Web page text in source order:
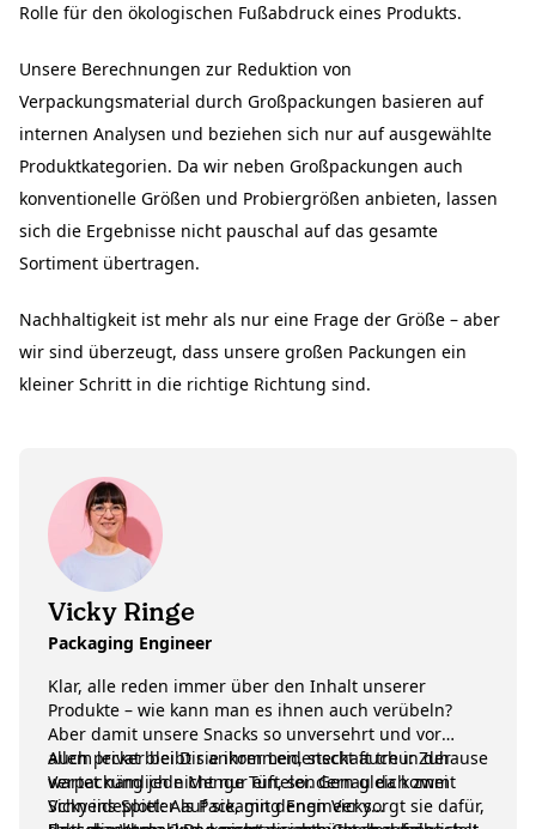
Rolle für den ökologischen Fußabdruck eines Produkts.
Unsere Berechnungen zur Reduktion von
Verpackungsmaterial durch Großpackungen basieren auf
internen Analysen und beziehen sich nur auf ausgewählte
Produktkategorien. Da wir neben Großpackungen auch
konventionelle Größen und Probiergrößen anbieten, lassen
sich die Ergebnisse nicht pauschal auf das gesamte
Sortiment übertragen.
Nachhaltigkeit ist mehr als nur eine Frage der Größe – aber
wir sind überzeugt, dass unsere großen Packungen ein
kleiner Schritt in die richtige Richtung sind.
Vicky Ringe
Packaging Engineer
Klar, alle reden immer über den Inhalt unserer
Produkte – wie kann man es ihnen auch verübeln?
Aber damit unsere Snacks so unversehrt und vor
allem lecker bei Dir ankommen, steckt auch in der
Verpackung jede Menge Tüftelei. Genau da kommt
Vicky ins Spiel: Als Packaging Engineer sorgt sie dafür,
Auch privat bleibt sie ihrer Leidenschaft treu: Zuhause
wartet nämlich nicht nur ein, sondern gleich zwei
Schneideplotter auf sie, mit denen Vicky